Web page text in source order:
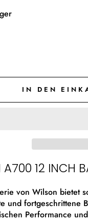
IN DEN
A700 12 INCH
von Wilson bietet
und fortgeschrittene
Performance